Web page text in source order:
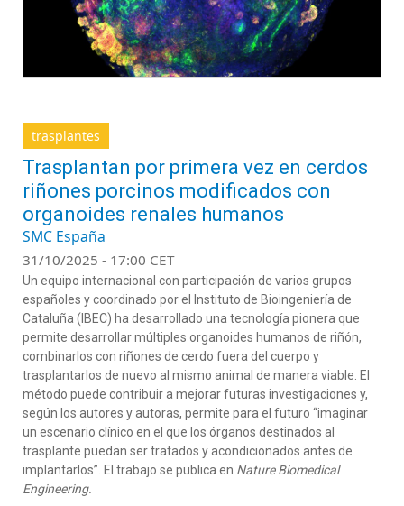
trasplantes
Trasplantan por primera vez en cerdos
riñones porcinos modificados con
organoides renales humanos
SMC España
31/10/2025 - 17:00 CET
Un equipo internacional con participación de varios grupos
españoles y coordinado por el Instituto de Bioingeniería de
Cataluña (IBEC) ha desarrollado una tecnología pionera que
permite desarrollar múltiples organoides humanos de riñón,
combinarlos con riñones de cerdo fuera del cuerpo y
trasplantarlos de nuevo al mismo animal de manera viable. El
método puede contribuir a mejorar futuras investigaciones y,
según los autores y autoras, permite para el futuro “imaginar
un escenario clínico en el que los órganos destinados al
trasplante puedan ser tratados y acondicionados antes de
implantarlos”. El trabajo se publica en Nature Biomedical
Engineering.